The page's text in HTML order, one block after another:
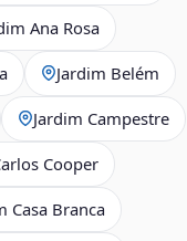
Ana Rosa
Jardim Belém
Jardim Campestre
Cooper
Casa Branca